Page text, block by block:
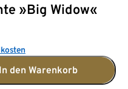
»Big Widow«
In den Warenkorb